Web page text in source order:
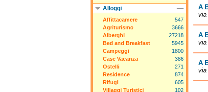
A
via
A
via
A
via
Alloggi
Affittacamere
547
Agriturismo
3666
Alberghi
27218
Bed and Breakfast
5945
Campeggi
1800
Case Vacanza
386
Ostelli
271
Residence
874
Rifugi
605
Villaggi Turistici
102